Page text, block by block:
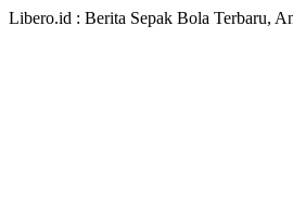
Libero.id : Berita Sepak Bola Terbaru,